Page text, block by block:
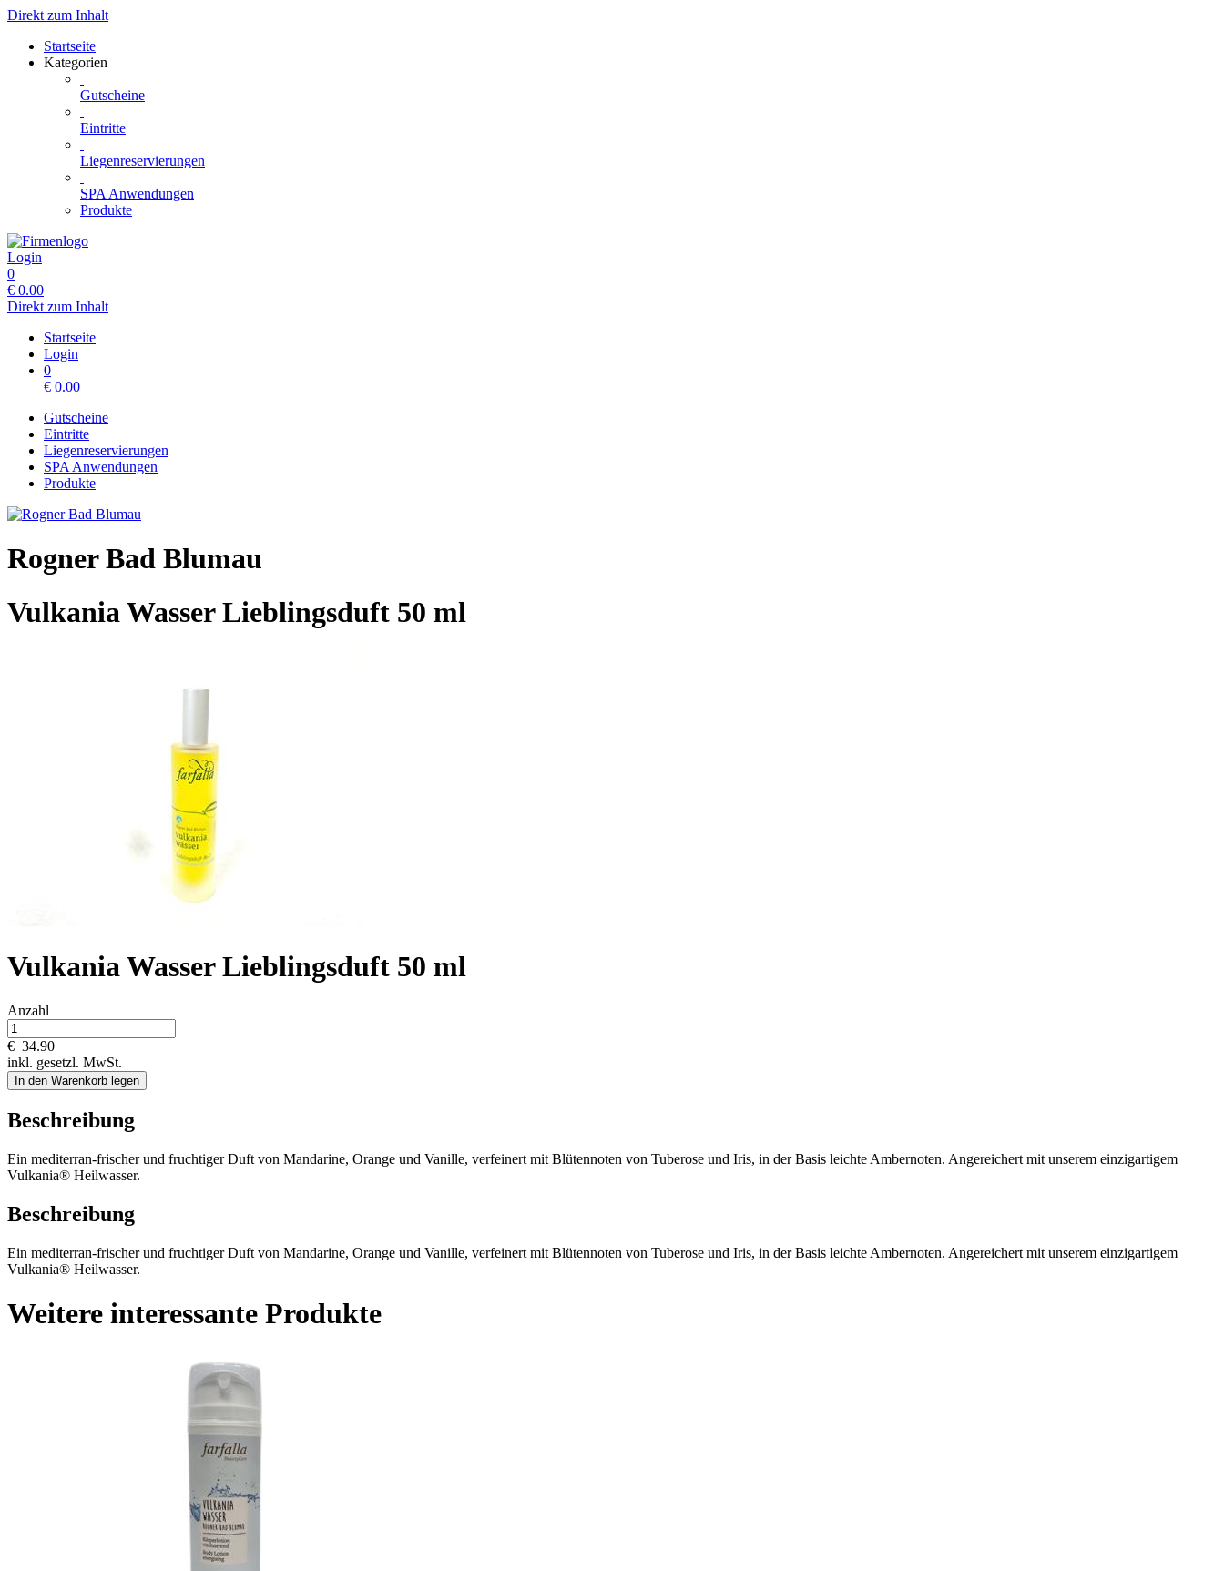
Direkt zum Inhalt
Startseite
Kategorien
Gutscheine
Eintritte
Liegenreservierungen
SPA Anwendungen
Produkte
Login
0
€ 0.00
Direkt zum Inhalt
Startseite
Login
0
€ 0.00
Gutscheine
Eintritte
Liegenreservierungen
SPA Anwendungen
Produkte
Rogner Bad Blumau
Vulkania Wasser Lieblingsduft 50 ml
Vulkania Wasser Lieblingsduft 50 ml
Anzahl
€ 34.90
inkl. gesetzl. MwSt.
In den Warenkorb legen
Beschreibung
Ein mediterran-frischer und fruchtiger Duft von Mandarine, Orange und Vanille, verfeinert mit Blütennoten von Tuberose und Iris, in der Basis leichte Ambernoten. Angereichert mit unserem einzigartigem
Vulkania® Heilwasser.
Beschreibung
Ein mediterran-frischer und fruchtiger Duft von Mandarine, Orange und Vanille, verfeinert mit Blütennoten von Tuberose und Iris, in der Basis leichte Ambernoten. Angereichert mit unserem einzigartigem
Vulkania® Heilwasser.
Weitere interessante Produkte